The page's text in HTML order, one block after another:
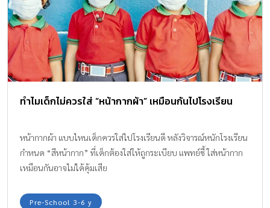
ทำไมเด็กไม่ควรใส่ “หน้ากากผ้า” เหมือนกันไปโรงเรียน
หน้ากากผ้า แบบไหนเด็กควรใส่ไปโรงเรียนดี หลังวิจารณ์หนักโรงเรียน
กำหนด “สีหน้ากาก” ที่เด็กต้องใส่ให้ถูกระเบียบ แพทย์ชี้ ใส่หน้ากาก
เหมือนกันอาจไม่ได้คุ้มเสีย
Pre-School 3-6 y